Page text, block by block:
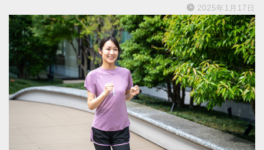
2025年1月17日